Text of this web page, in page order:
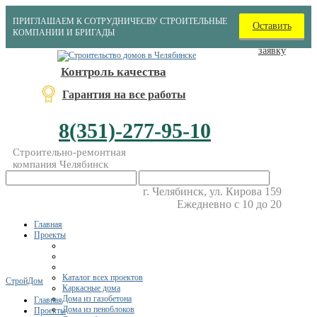
ПРИГЛАШАЕМ К СОТРУДНИЧЕСВУ СТРОИТЕЛЬНЫЕ
КОМПАНИИ И БРИГАДЫ
Оставить
заявку
Контроль качества
Гарантия на все работы
8(351)-277-95-10
Строительно-ремонтная
компания Челябинск
г. Челябинск, ул. Кирова 159
Ежедневно с 10 до 20
Главная
Проекты
Каталог всех проектов
Каркасные дома
Дома из газобетона
Дома из пеноблоков
СтройДом
Главная
Проекты